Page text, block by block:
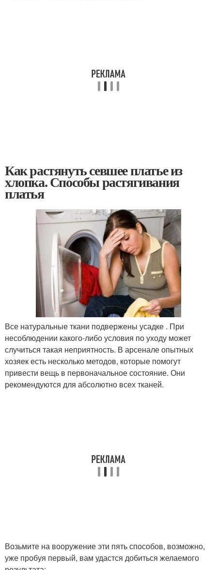
Как растянуть севшее платье из
хлопка. Способы растягивания
платья
Все натуральные ткани подвержены усадке . При
несоблюдении какого-либо условия по уходу может
случиться такая неприятность. В арсенале опытных
хозяек есть несколько методов, которые помогут
привести вещь в первоначальное состояние. Они
рекомендуются для абсолютно всех тканей.
Возьмите на вооружение эти пять способов, возможно,
уже пробуя первый, вам удастся добиться желаемого